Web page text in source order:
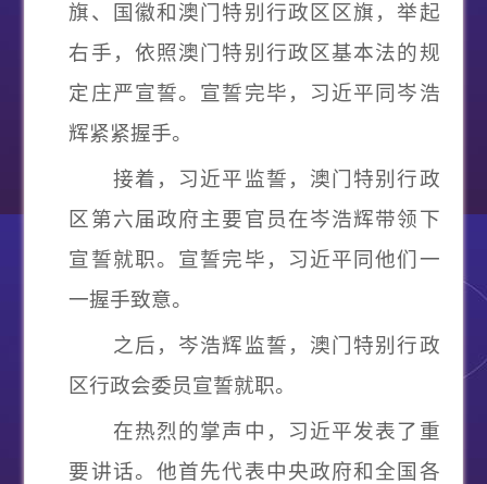
旗、国徽和澳门特别行政区区旗，举起
右手，依照澳门特别行政区基本法的规
定庄严宣誓。宣誓完毕，习近平同岑浩
辉紧紧握手。
接着，习近平监誓，澳门特别行政
区第六届政府主要官员在岑浩辉带领下
宣誓就职。宣誓完毕，习近平同他们一
一握手致意。
之后，岑浩辉监誓，澳门特别行政
区行政会委员宣誓就职。
在热烈的掌声中，习近平发表了重
要讲话。他首先代表中央政府和全国各